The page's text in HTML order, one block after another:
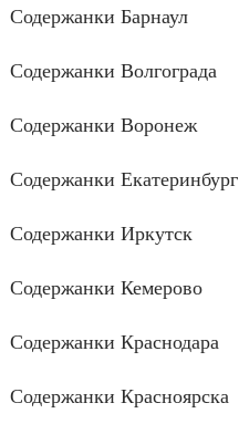
Содержанки Барнаул
Содержанки Волгограда
Содержанки Воронеж
Содержанки Екатеринбург
Содержанки Иркутск
Содержанки Кемерово
Содержанки Краснодара
Содержанки Красноярска